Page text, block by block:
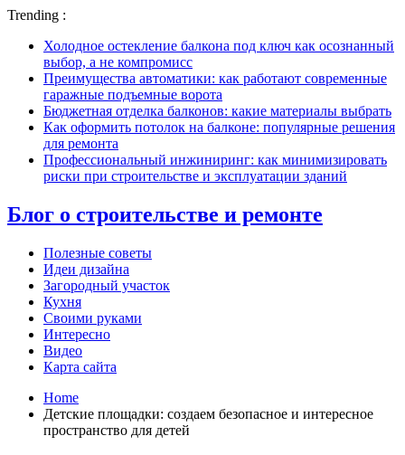
Trending :
Холодное остекление балкона под ключ как осознанный
выбор, а не компромисс
Преимущества автоматики: как работают современные
гаражные подъемные ворота
Бюджетная отделка балконов: какие материалы выбрать
Как оформить потолок на балконе: популярные решения
для ремонта
Профессиональный инжиниринг: как минимизировать
риски при строительстве и эксплуатации зданий
Блог о строительстве и ремонте
Полезные советы
Идеи дизайна
Загородный участок
Кухня
Своими руками
Интересно
Видео
Карта сайта
Home
Детские площадки: создаем безопасное и интересное
пространство для детей